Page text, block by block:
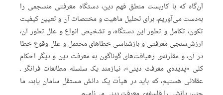
آن‌گاه که با کاربست منطق فهم دین، دستگاه معرفتی منسجمی را
به‌دست می‌آوریم، برای تحلیل ماهیت و مختصات آن و تعیین کیفیت
تکون، تکامل و تطور این دستگاه، و تشخیص انواع و علل تطور آن،
ارزش‌سنجی معرفتی و بازشناسی خطاهای محتمل و علل وقوع خطا
در آن، و مقارنه‌ی رهیافت‌های گوناگون به معرفت دین و دیگر احکام
کلی «پدیده‌ی معرفت دینی»، نیازمند یک سلسله مطالعات فرانگر ـ
عقلانی هستیم، که باید در هیأت یک دانش مستقل سامان یابد، ما